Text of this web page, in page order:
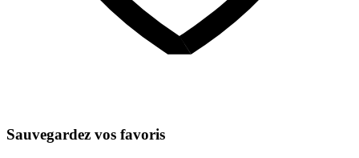
Sauvegardez vos favoris